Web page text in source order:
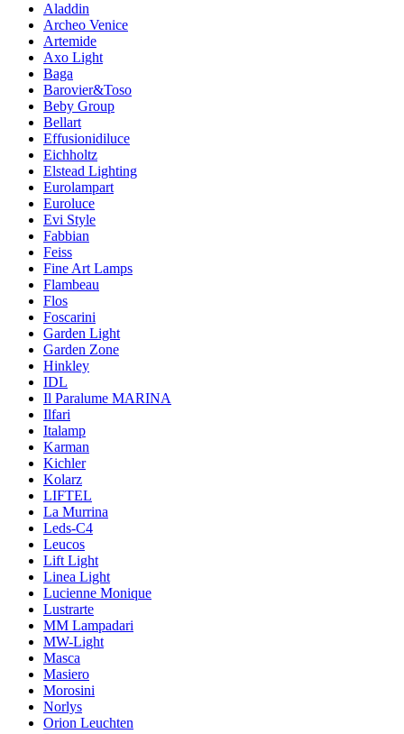
Aladdin
Archeo Venice
Artemide
Axo Light
Baga
Barovier&Toso
Beby Group
Bellart
Effusionidiluce
Eichholtz
Elstead Lighting
Eurolampart
Euroluce
Evi Style
Fabbian
Feiss
Fine Art Lamps
Flambeau
Flos
Foscarini
Garden Light
Garden Zone
Hinkley
IDL
Il Paralume MARINA
Ilfari
Italamp
Karman
Kichler
Kolarz
LIFTEL
La Murrina
Leds-C4
Leucos
Lift Light
Linea Light
Lucienne Monique
Lustrarte
MM Lampadari
MW-Light
Masca
Masiero
Morosini
Norlys
Orion Leuchten